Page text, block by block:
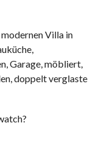
Villa in
Garage, möbliert,
doppelt verglaste